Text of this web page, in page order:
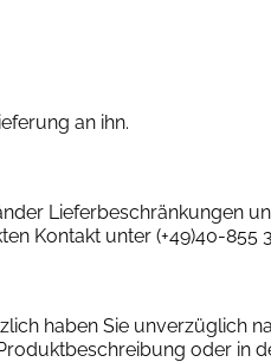
an ihn.
Lieferbeschränkungen
Kontakt unter (+49)40-855
haben Sie unverzüglich
oder in